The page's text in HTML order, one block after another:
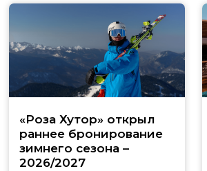
«Роза Хутор» открыл
раннее бронирование
зимнего сезона –
2026/2027